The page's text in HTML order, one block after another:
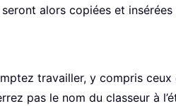
alors copiées et
travailler, y compris
pas le nom du classeur à